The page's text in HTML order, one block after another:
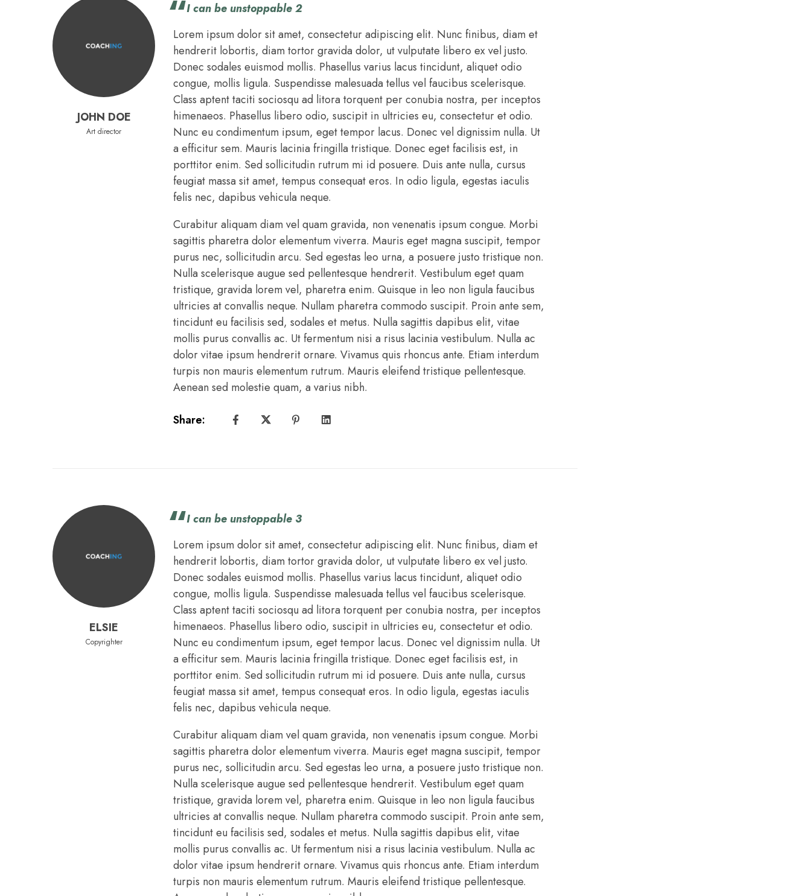
JOHN DOE
Art director
I can be unstoppable 2
Lorem ipsum dolor sit amet, consectetur adipiscing elit. Nunc finibus, diam et
hendrerit lobortis, diam tortor gravida dolor, ut vulputate libero ex vel justo.
Donec sodales euismod mollis. Phasellus varius lacus tincidunt, aliquet odio
congue, mollis ligula. Suspendisse malesuada tellus vel faucibus scelerisque.
Class aptent taciti sociosqu ad litora torquent per conubia nostra, per inceptos
himenaeos. Phasellus libero odio, suscipit in ultricies eu, consectetur et odio.
Nunc eu condimentum ipsum, eget tempor lacus. Donec vel dignissim nulla. Ut
a efficitur sem. Mauris lacinia fringilla tristique. Donec eget facilisis est, in
porttitor enim. Sed sollicitudin rutrum mi id posuere. Duis ante nulla, cursus
feugiat massa sit amet, tempus consequat eros. In odio ligula, egestas iaculis
felis nec, dapibus vehicula neque.
Curabitur aliquam diam vel quam gravida, non venenatis ipsum congue. Morbi
sagittis pharetra dolor elementum viverra. Mauris eget magna suscipit, tempor
purus nec, sollicitudin arcu. Sed egestas leo urna, a posuere justo tristique non.
Nulla scelerisque augue sed pellentesque hendrerit. Vestibulum eget quam
tristique, gravida lorem vel, pharetra enim. Quisque in leo non ligula faucibus
ultricies at convallis neque. Nullam pharetra commodo suscipit. Proin ante sem,
tincidunt eu facilisis sed, sodales et metus. Nulla sagittis dapibus elit, vitae
mollis purus convallis ac. Ut fermentum nisi a risus lacinia vestibulum. Nulla ac
dolor vitae ipsum hendrerit ornare. Vivamus quis rhoncus ante. Etiam interdum
turpis non mauris elementum rutrum. Mauris eleifend tristique pellentesque.
Aenean sed molestie quam, a varius nibh.
Share:
ELSIE
Copyrighter
I can be unstoppable 3
Lorem ipsum dolor sit amet, consectetur adipiscing elit. Nunc finibus, diam et
hendrerit lobortis, diam tortor gravida dolor, ut vulputate libero ex vel justo.
Donec sodales euismod mollis. Phasellus varius lacus tincidunt, aliquet odio
congue, mollis ligula. Suspendisse malesuada tellus vel faucibus scelerisque.
Class aptent taciti sociosqu ad litora torquent per conubia nostra, per inceptos
himenaeos. Phasellus libero odio, suscipit in ultricies eu, consectetur et odio.
Nunc eu condimentum ipsum, eget tempor lacus. Donec vel dignissim nulla. Ut
a efficitur sem. Mauris lacinia fringilla tristique. Donec eget facilisis est, in
porttitor enim. Sed sollicitudin rutrum mi id posuere. Duis ante nulla, cursus
feugiat massa sit amet, tempus consequat eros. In odio ligula, egestas iaculis
felis nec, dapibus vehicula neque.
Curabitur aliquam diam vel quam gravida, non venenatis ipsum congue. Morbi
sagittis pharetra dolor elementum viverra. Mauris eget magna suscipit, tempor
purus nec, sollicitudin arcu. Sed egestas leo urna, a posuere justo tristique non.
Nulla scelerisque augue sed pellentesque hendrerit. Vestibulum eget quam
tristique, gravida lorem vel, pharetra enim. Quisque in leo non ligula faucibus
ultricies at convallis neque. Nullam pharetra commodo suscipit. Proin ante sem,
tincidunt eu facilisis sed, sodales et metus. Nulla sagittis dapibus elit, vitae
mollis purus convallis ac. Ut fermentum nisi a risus lacinia vestibulum. Nulla ac
dolor vitae ipsum hendrerit ornare. Vivamus quis rhoncus ante. Etiam interdum
turpis non mauris elementum rutrum. Mauris eleifend tristique pellentesque.